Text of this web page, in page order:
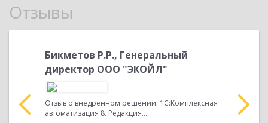
Отзывы
Бикметов Р.Р., Генеральный
директор ООО "ЭКОЙЛ"
Отзыв о внедренном решении: 1С:Комплексная
автоматизация 8. Редакция...
2» с